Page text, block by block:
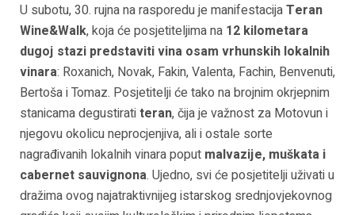
U subotu, 30. rujna na rasporedu je manifestacijaTeran
Wine&Walk, koja će posjetiteljima na 12 kilometara
dugoj stazi predstaviti vina osam vrhunskih lokalnih
vinara: Roxanich, Novak, Fakin, Valenta, Fachin, Benvenuti,
Bertoša i Tomaz. Posjetitelji će tako na brojnim okrjepnim
stanicama degustiratiteran, čija je važnost za Motovun i
njegovu okolicu neprocjenjiva, ali i ostale sorte
nagrađivanih lokalnih vinara poput malvazije, muškata i
cabernet sauvignona. Ujedno, svi će posjetitelji uživati u
dražima ovog najatraktivnijeg istarskog srednjovjekovnog